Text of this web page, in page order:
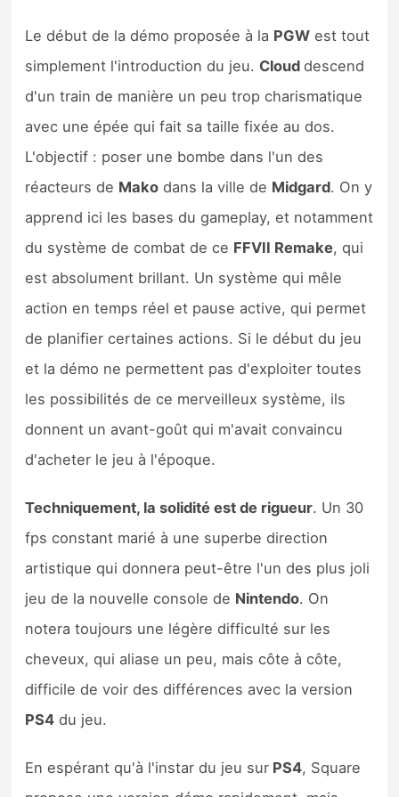
Le début de la démo proposée à la PGW est tout
simplement l'introduction du jeu. Clouddescend
d'un train de manière un peu trop charismatique
avec une épée qui fait sa taille fixée au dos.
L'objectif : poser une bombe dans l'un des
réacteurs de Mako dans la ville de Midgard. On y
apprend ici les bases du gameplay, et notamment
du système de combat de ce FFVII Remake, qui
est absolument brillant. Un système qui mêle
action en temps réel et pause active, qui permet
de planifier certaines actions. Si le début du jeu
et la démo ne permettent pas d'exploiter toutes
les possibilités de ce merveilleux système, ils
donnent un avant-goût qui m'avait convaincu
d'acheter le jeu à l'époque.
Techniquement, la solidité est de rigueur. Un 30
fps constant marié à une superbe direction
artistique qui donnera peut-être l'un des plus joli
jeu de la nouvelle console de Nintendo. On
notera toujours une légère difficulté sur les
cheveux, qui aliase un peu, mais côte à côte,
difficile de voir des différences avec la version
PS4 du jeu.
En espérant qu'à l'instar du jeu sur PS4, Square